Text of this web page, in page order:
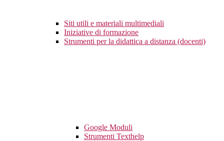
Siti utili e materiali multimediali
Iniziative di formazione
Strumenti per la didattica a distanza (docenti)
Google Moduli
Strumenti Texthelp